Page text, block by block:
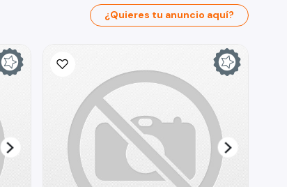
¿Quieres tu anuncio aquí?